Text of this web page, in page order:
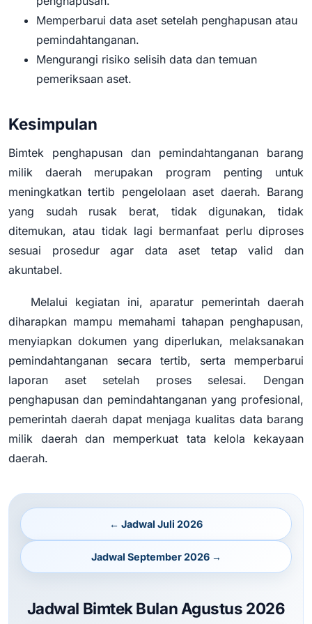
Memperbarui data aset setelah penghapusan atau
pemindahtanganan.
Mengurangi risiko selisih data dan temuan
pemeriksaan aset.
Kesimpulan
Bimtek penghapusan dan pemindahtanganan barang
milik daerah merupakan program penting untuk
meningkatkan tertib pengelolaan aset daerah. Barang
yang sudah rusak berat, tidak digunakan, tidak
ditemukan, atau tidak lagi bermanfaat perlu diproses
sesuai prosedur agar data aset tetap valid dan
akuntabel.
Melalui kegiatan ini, aparatur pemerintah daerah
diharapkan mampu memahami tahapan penghapusan,
menyiapkan dokumen yang diperlukan, melaksanakan
pemindahtanganan secara tertib, serta memperbarui
laporan aset setelah proses selesai. Dengan
penghapusan dan pemindahtanganan yang profesional,
pemerintah daerah dapat menjaga kualitas data barang
milik daerah dan memperkuat tata kelola kekayaan
daerah.
← Jadwal Juli 2026
Jadwal September 2026 →
Jadwal Bimtek Bulan Agustus 2026